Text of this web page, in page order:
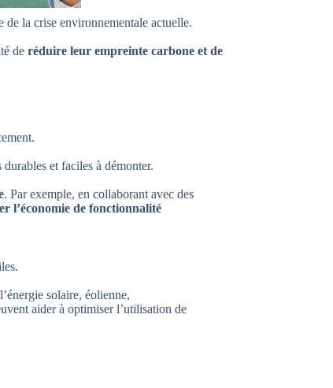
de la crise environnementale actuelle.
de réduire leur empreinte carbone et de
et faciles à démonter.
. Par exemple, en collaborant avec des
l’économie de fonctionnalité
solaire, éolienne,
aider à optimiser l’utilisation de